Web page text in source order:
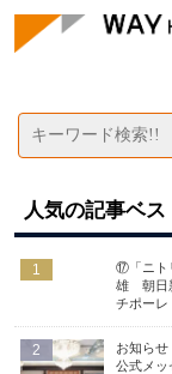
ゲームの記事
人気の記事ベス
1
⑰「ニト
雄 朝日
チポーレ
2
お知らせ
公式メッ